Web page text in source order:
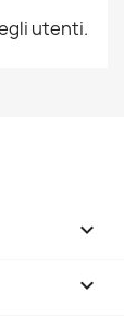
utenti.
keyboard_arrow_down
